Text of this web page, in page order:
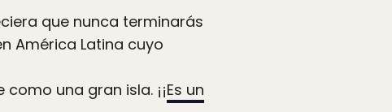
que nunca terminarás
América Latina cuyo
una gran isla. ¡¡Es un